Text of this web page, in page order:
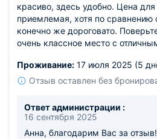
красиво, здесь удобно. Цена
приемлемая, хотя по сравнению
конечно же дороговато.
очень классное место с
Проживание: 17 июля 2025 (5
Отзыв оставлен без
Ответ администрации :
16 сентября 2025
Анна, благодарим Вас за